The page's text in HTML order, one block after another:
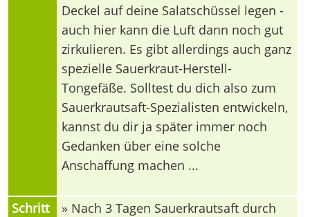
Deckel auf deine Salatschüssel legen -
auch hier kann die Luft dann noch gut
zirkulieren. Es gibt allerdings auch ganz
spezielle Sauerkraut-Herstell-
Tongefäße. Solltest du dich also zum
Sauerkrautsaft-Spezialisten entwickeln,
kannst du dir ja später immer noch
Gedanken über eine solche
Anschaffung machen ...
Schritt
» Nach 3 Tagen Sauerkrautsaft durch